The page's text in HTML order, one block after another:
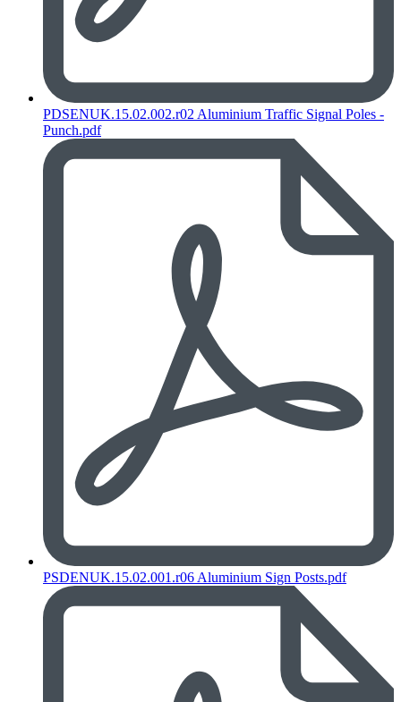
PDSENUK.15.02.002.r02 Aluminium Traffic Signal Poles -
Punch.pdf
PSDENUK.15.02.001.r06 Aluminium Sign Posts.pdf